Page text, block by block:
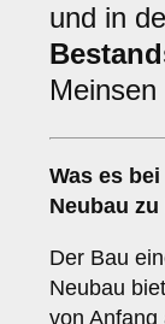
und in
Meinsen
Was es
Neubau zu
Der Bau
Neubau
von Anfang